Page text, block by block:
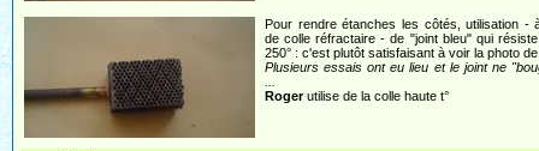
Pour rendre étanches les côtés, utilisation -
de colle réfractaire - de "joint bleu" qui
250° : c'est plutôt satisfaisant à voir la photo
Plusieurs essais ont eu lieu et le joint ne
Rogerutilise de la colle haute t°